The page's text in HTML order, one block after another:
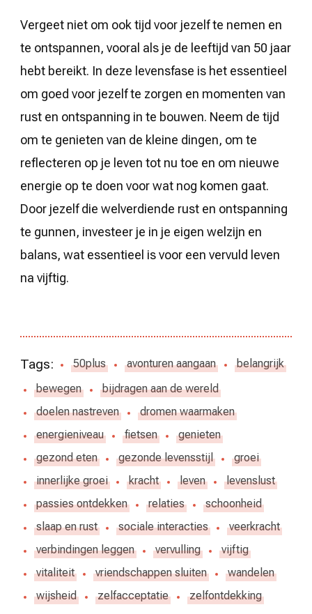
Vergeet niet om ook tijd voor jezelf te nemen en
te ontspannen, vooral als je de leeftijd van 50 jaar
hebt bereikt. In deze levensfase is het essentieel
om goed voor jezelf te zorgen en momenten van
rust en ontspanning in te bouwen. Neem de tijd
om te genieten van de kleine dingen, om te
reflecteren op je leven tot nu toe en om nieuwe
energie op te doen voor wat nog komen gaat.
Door jezelf die welverdiende rust en ontspanning
te gunnen, investeer je in je eigen welzijn en
balans, wat essentieel is voor een vervuld leven
na vijftig.
Tags: 50plus avonturen aangaan
belangrijk
bewegen
bijdragen aan de wereld
doelen nastreven
dromen waarmaken
energieniveau
fietsen
genieten
gezond eten
gezonde levensstijl
groei
innerlijke groei
kracht leven
levenslust
passies ontdekken
relaties
schoonheid
slaap en rust
sociale interacties
veerkracht
verbindingen leggen
vervulling
vijftig
vitaliteit
vriendschappen sluiten
wandelen
wijsheid
zelfacceptatie zelfontdekking